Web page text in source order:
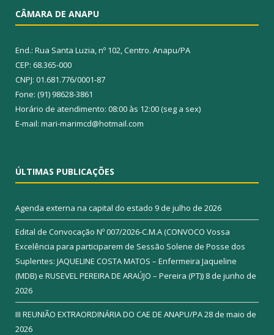
CÂMARA DE ANAPU
End.: Rua Santa Luzia, nº 102, Centro. Anapu/PA
CEP: 68.365-000
CNPJ: 01.681.776/0001-87
Fone: (91) 98628-3861
Horário de atendimento: 08:00 às 12:00 (seg a sex)
E-mail: mari-marimcd@hotmail.com
ÚLTIMAS PUBLICAÇÕES
Agenda externa na capital do estado 9 de julho de 2026
Edital de Convocação Nº 007/2026-C.M.A (CONVOCO Vossa
Excelência para participarem de Sessão Solene de Posse dos
Suplentes: JAQUELINE COSTA MATOS – Enfermeira Jaqueline
(MDB) e RUSEVEL PEREIRA DE ARAÚJO – Pereira (PT)) 8 de junho de
2026
III REUNIÃO EXTRAORDINÁRIA DO CAE DE ANAPU/PA28 de maio de
2026